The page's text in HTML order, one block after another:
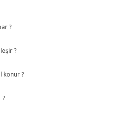
?
?
konur ?
?